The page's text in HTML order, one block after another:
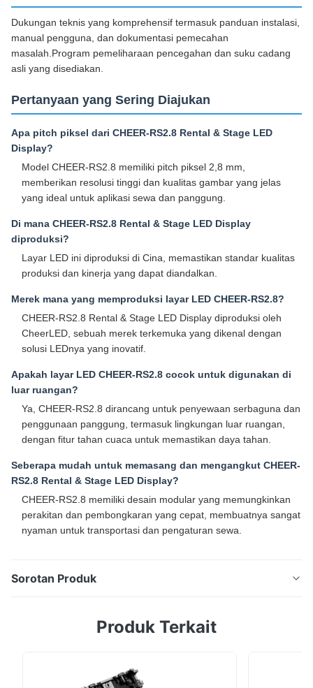
Dukungan teknis yang komprehensif termasuk panduan instalasi,
manual pengguna, dan dokumentasi pemecahan
masalah.Program pemeliharaan pencegahan dan suku cadang
asli yang disediakan.
Pertanyaan yang Sering Diajukan
Apa pitch piksel dari CHEER-RS2.8 Rental & Stage LED
Display?
Model CHEER-RS2.8 memiliki pitch piksel 2,8 mm,
memberikan resolusi tinggi dan kualitas gambar yang jelas
yang ideal untuk aplikasi sewa dan panggung.
Di mana CHEER-RS2.8 Rental & Stage LED Display
diproduksi?
Layar LED ini diproduksi di Cina, memastikan standar kualitas
produksi dan kinerja yang dapat diandalkan.
Merek mana yang memproduksi layar LED CHEER-RS2.8?
CHEER-RS2.8 Rental & Stage LED Display diproduksi oleh
CheerLED, sebuah merek terkemuka yang dikenal dengan
solusi LEDnya yang inovatif.
Apakah layar LED CHEER-RS2.8 cocok untuk digunakan di
luar ruangan?
Ya, CHEER-RS2.8 dirancang untuk penyewaan serbaguna dan
penggunaan panggung, termasuk lingkungan luar ruangan,
dengan fitur tahan cuaca untuk memastikan daya tahan.
Seberapa mudah untuk memasang dan mengangkut CHEER-
RS2.8 Rental & Stage LED Display?
CHEER-RS2.8 memiliki desain modular yang memungkinkan
perakitan dan pembongkaran yang cepat, membuatnya sangat
nyaman untuk transportasi dan pengaturan sewa.
Sorotan Produk
700cd/m², sudut pandang 140°/120°, dan peringkat
dengan konsumsi daya rata-rata 280W/m².
Produk Terkait